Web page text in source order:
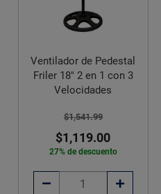
Ventilador de Pedestal
Friler 18" 2 en 1 con 3
Velocidades
$1,541.99
$1,119.00
27% de descuento